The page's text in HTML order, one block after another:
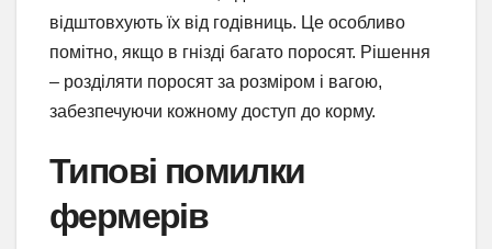
відштовхують їх від годівниць. Це особливо
помітно, якщо в гнізді багато поросят. Рішення
– розділяти поросят за розміром і вагою,
забезпечуючи кожному доступ до корму.
Типові помилки
фермерів